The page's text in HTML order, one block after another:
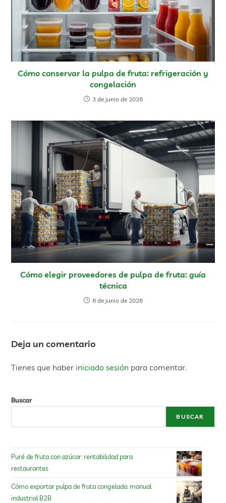
Cómo conservar la pulpa de fruta: refrigeración y
congelación
3 de junio de 2026
Cómo elegir proveedores de pulpa de fruta: guía
técnica
6 de junio de 2026
Deja un comentario
Tienes que haber iniciado sesión para comentar.
Buscar
BUSCAR
Puré de fruta con azúcar: rentabilidad para
restaurantes
Cómo exportar pulpa de fruta congelada: manual
industrial B2B